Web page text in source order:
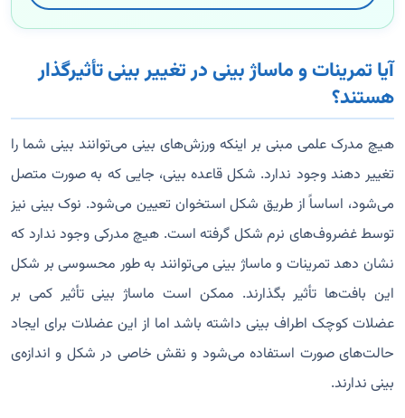
آیا تمرینات و ماساژ بینی در تغییر بینی تأثیرگذار
هستند؟
هیچ مدرک علمی مبنی بر اینکه ورزش‌های بینی می‌توانند بینی شما را
تغییر دهند وجود ندارد. شکل قاعده بینی، جایی که به صورت متصل
می‌شود، اساساً از طریق شکل استخوان تعیین می‌شود. نوک بینی نیز
توسط غضروف‌های نرم شکل گرفته است. هیچ مدرکی وجود ندارد که
نشان دهد تمرینات و ماساژ بینی می‌توانند به طور محسوسی بر شکل
این بافت‌ها تأثیر بگذارند. ممکن است ماساژ بینی تأثیر کمی بر
عضلات کوچک اطراف بینی داشته باشد اما از این عضلات برای ایجاد
حالت‌های صورت استفاده می‌شود و نقش خاصی در شکل و اندازه‌ی
بینی ندارند.